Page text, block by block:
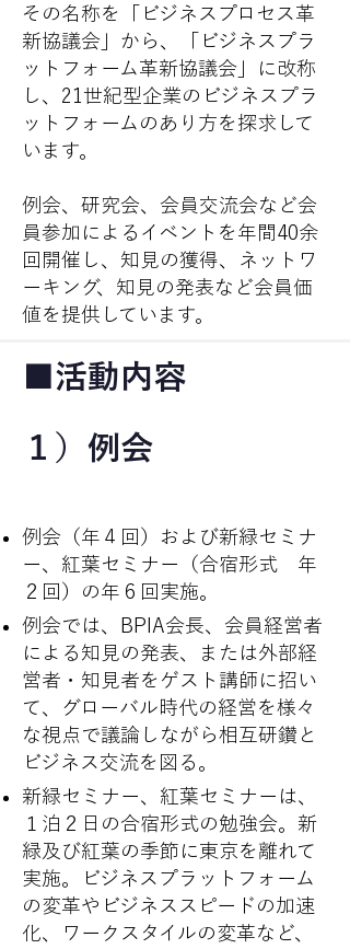
その名称を「ビジネスプロセス革
新協議会」から、「ビジネスプラ
ットフォーム革新協議会」に改称
し、21世紀型企業のビジネスプラ
ットフォームのあり方を探求して
います。
例会、研究会、会員交流会など会
員参加によるイベントを年間40余
回開催し、知見の獲得、ネットワ
ーキング、知見の発表など会員価
値を提供しています。
■活動内容
​１）例会
例会（年４回）および新緑セミナ
ー、紅葉セミナー（合宿形式 年
２回）の年６回実施。
例会では、BPIA会長、会員経営者
による知見の発表、または外部経
営者・知見者をゲスト講師に招い
て、グローバル時代の経営を様々
な視点で議論しながら相互研鑽と
ビジネス交流を図る。
新緑セミナー、紅葉セミナーは、
１泊２日の合宿形式の勉強会。新
緑及び紅葉の季節に東京を離れて
実施。ビジネスプラットフォーム
の変革やビジネススピードの加速
化、ワークスタイルの変革など、